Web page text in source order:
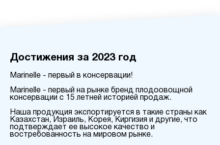
Достижения за 2023 год
Marinelle - первый в консервации!
Marinelle - первый на рынке бренд плодоовощной
консервации с 15 летней историей продаж.
Наша продукция экспортируется в такие страны как
Казахстан, Израиль, Корея, Киргизия и другие, что
подтверждает ее высокое качество и
востребованность на мировом рынке.